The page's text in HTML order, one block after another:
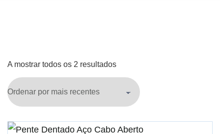
A mostrar todos os 2 resultados